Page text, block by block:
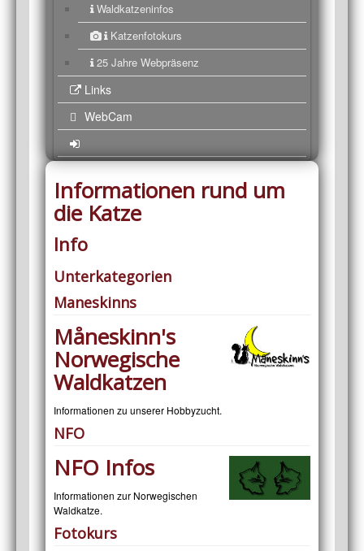
Waldkatzeninfos
Katzenfotokurs
25 Jahre Webpräsenz
Links
WebCam
Informationen rund um
die Katze
Info
Unterkategorien
Maneskinns
Måneskinn's
Norwegische
Waldkatzen
Informationen zu unserer Hobbyzucht.
NFO
NFO Infos
Informationen zur Norwegischen
Waldkatze.
Fotokurs